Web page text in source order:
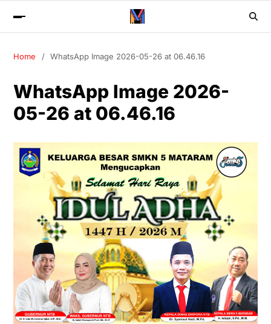
Home WhatsApp Image 2026-05-26 at 06.46.16
WhatsApp Image 2026-
05-26 at 06.46.16